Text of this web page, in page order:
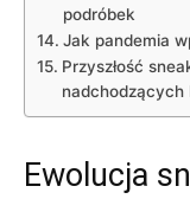
podróbek
Jak pandemia
Przyszłość
nadchodzących
Ewolucja